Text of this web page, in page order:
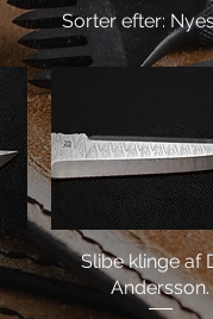
Sorter efter:
Hurtigvisning
Slibe klinge af
Andersson.